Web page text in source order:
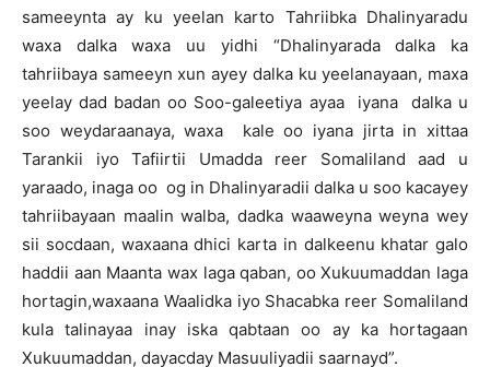
sameeynta ay ku yeelan karto Tahriibka Dhalinyaradu
waxa dalka waxa uu yidhi “Dhalinyarada dalka ka
tahriibaya sameeyn xun ayey dalka ku yeelanayaan, maxa
yeelay dad badan oo Soo-galeetiya ayaa iyana dalka u
soo weydaraanaya, waxa kale oo iyana jirta in xittaa
Tarankii iyo Tafiirtii Umadda reer Somaliland aad u
yaraado, inaga oo og in Dhalinyaradii dalka u soo kacayey
tahriibayaan maalin walba, dadka waaweyna weyna wey
sii socdaan, waxaana dhici karta in dalkeenu khatar galo
haddii aan Maanta wax laga qaban, oo Xukuumaddan laga
hortagin,waxaana Waalidka iyo Shacabka reer Somaliland
kula talinayaa inay iska qabtaan oo ay ka hortagaan
Xukuumaddan, dayacday Masuuliyadii saarnayd”.